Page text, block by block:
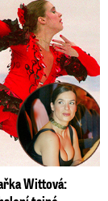
Wittová: